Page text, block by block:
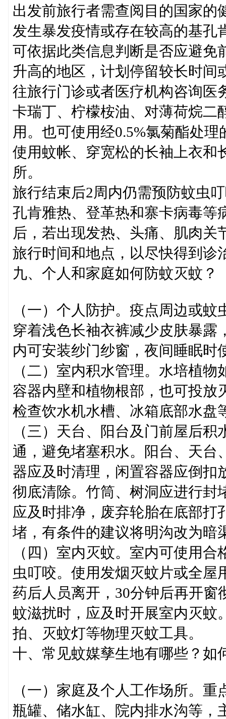
出发前旅行者需查阅目的国家的
发生暴发疫情或存在较高的基孔
可依据此类信息判断是否应避免
升高的地区，计划停留较长时间
往旅行门诊或者医疗机构咨询医
卡瑞丁、柠檬桉油、对薄荷烷二
用。也可使用经0.5%氯菊酯处
使用蚊帐、穿宽松的长袖上衣和
所。
旅行结束后2周内仍需预防蚊虫
孔肯雅热、登革热和寨卡病毒等
后，若出现发热、头痛、肌肉
旅行时间和地点，以尽快得到诊
九、个人和家庭如何防蚊灭蚊？
（一）个人防护。疫点周边或
穿着浅色长袖衣裤减少皮肤暴露
内可安装纱门纱窗，夜间睡眠时
（二）室内积水管理。水培植
容器内壁和植物根部，也可投放
检查饮水机水槽、冰箱底部水盘
（三）天台、阳台及门前屋后
通，避免堵塞积水。阳台、天台
器应及时清理，闲置容器应倒扣
彻底清除。竹筒、树洞应进行封
应及时排净，废弃轮胎在底部打
堵，有条件的建议将明沟改为暗
（四）室内灭蚊。室内可使用
虫叮咬。使用发烟灭蚊片或全屋
药后人员离开，30分钟后再开
蚊滋扰时，应及时开展室内灭蚊
拍、灭蚊灯等物理灭蚊工具。
十、常见蚊媒孳生地有哪些？如
（一）家庭及个人工作场所。
瓶罐、储水缸、院内排水沟等，